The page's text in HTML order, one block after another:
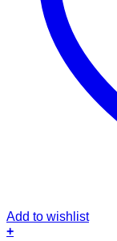
Add to wishlist
+